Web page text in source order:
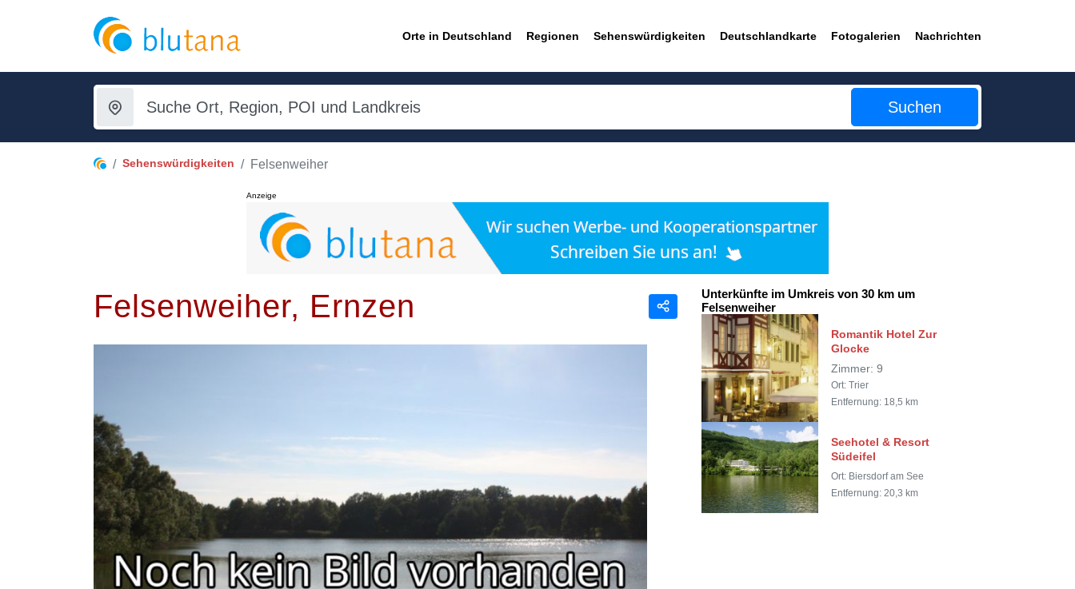
Orte in Deutschland Regionen Sehenswürdigkeiten Deutschlandkarte Fotogalerien Nachrichten
Suchen
Sehenswürdigkeiten Felsenweiher
Anzeige
Felsenweiher, Ernzen Teilen
Unterkünfte im Umkreis von 30 km um
Felsenweiher
Romantik Hotel Zur
Glocke
Zimmer: 9
Ort: Trier
Entfernung: 18,5 km
Seehotel & Resort
Südeifel
Ort: Biersdorf am See
Entfernung: 20,3 km